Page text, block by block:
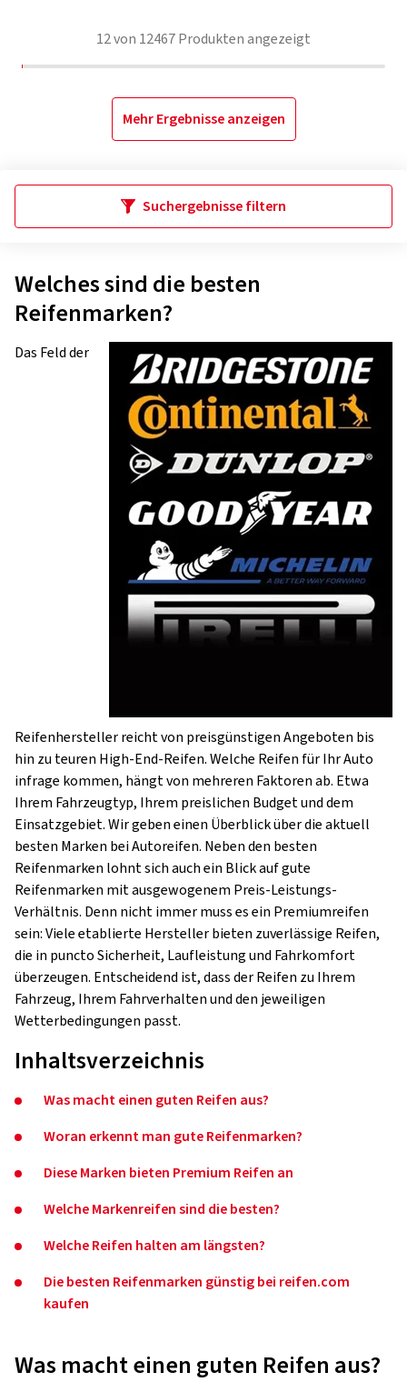
12von 12467Produkten angezeigt
Mehr Ergebnisse anzeigen
Suchergebnisse filtern
Welches sind die besten
Reifenmarken?
Das Feld der
Reifenhersteller reicht von preisgünstigen Angeboten bis
hin zu teuren High-End-Reifen. Welche Reifen für Ihr Auto
infrage kommen, hängt von mehreren Faktoren ab. Etwa
Ihrem Fahrzeugtyp, Ihrem preislichen Budget und dem
Einsatzgebiet. Wir geben einen Überblick über die aktuell
besten Marken bei Autoreifen. Neben den besten
Reifenmarken lohnt sich auch ein Blick auf gute
Reifenmarken mit ausgewogenem Preis-Leistungs-
Verhältnis. Denn nicht immer muss es ein Premiumreifen
sein: Viele etablierte Hersteller bieten zuverlässige Reifen,
die in puncto Sicherheit, Laufleistung und Fahrkomfort
überzeugen. Entscheidend ist, dass der Reifen zu Ihrem
Fahrzeug, Ihrem Fahrverhalten und den jeweiligen
Wetterbedingungen passt.
Inhaltsverzeichnis
Was macht einen guten Reifen aus?
Woran erkennt man gute Reifenmarken?
Diese Marken bieten Premium Reifen an
Welche Markenreifen sind die besten?
Welche Reifen halten am längsten?
Die besten Reifenmarken günstig bei reifen.com
kaufen
Was macht einen guten Reifen aus?